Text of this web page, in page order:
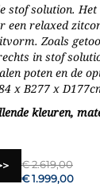
stof solution.
een relaxed
Zoals
in stof
poten en de
x B277 x
kleuren,
€ 2.619,00
€ 1.999,00